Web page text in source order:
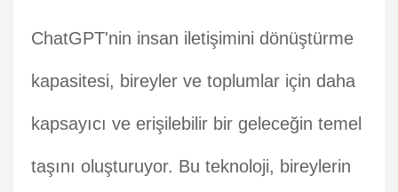
ChatGPT'nin insan iletişimini dönüştürme
kapasitesi, bireyler ve toplumlar için daha
kapsayıcı ve erişilebilir bir geleceğin temel
taşını oluşturuyor. Bu teknoloji, bireylerin